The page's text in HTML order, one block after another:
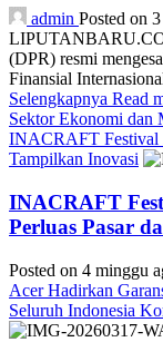
admin Posted on
(DPR) resmi
Finansial
Selengkapnya Read
Sektor Ekonomi dan
INACRAFT Festival
Tampilkan Inovasi
INACRAFT
Perluas Pasar
Posted on 4 minggu
Acer Hadirkan
Seluruh Indonesia